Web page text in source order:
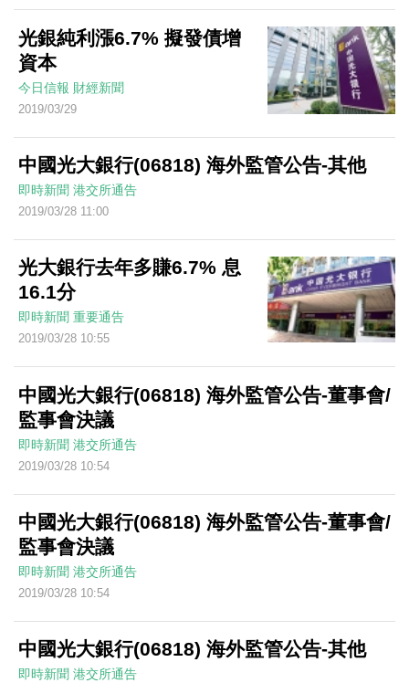
光銀純利漲6.7% 擬發債增
資本
今日信報 財經新聞
2019/03/29
中國光大銀行(06818) 海外監管公告-其他
即時新聞 港交所通告
2019/03/28 11:00
光大銀行去年多賺6.7% 息
16.1分
即時新聞 重要通告
2019/03/28 10:55
中國光大銀行(06818) 海外監管公告-董事會/
監事會決議
即時新聞 港交所通告
2019/03/28 10:54
中國光大銀行(06818) 海外監管公告-董事會/
監事會決議
即時新聞 港交所通告
2019/03/28 10:54
中國光大銀行(06818) 海外監管公告-其他
即時新聞 港交所通告